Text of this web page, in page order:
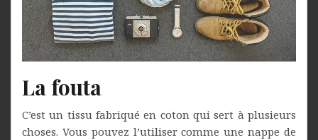
La fouta
C’est un tissu fabriqué en coton qui sert à plusieurs
choses. Vous pouvez l’utiliser comme une nappe de